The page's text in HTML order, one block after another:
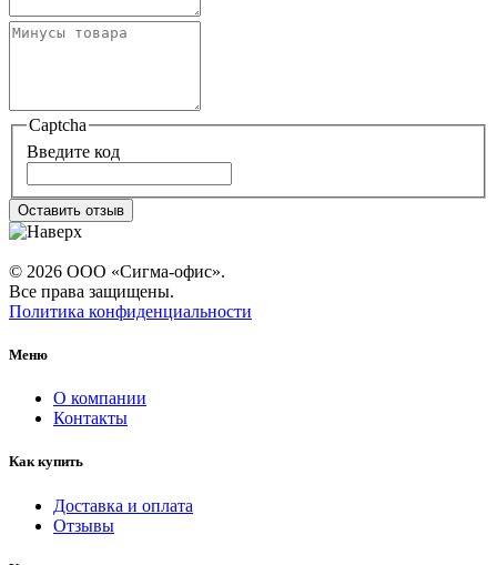
Captcha
Введите код
Оставить отзыв
© 2026 ООО «Сигма-офис».
Все права защищены.
Политика конфиденциальности
Меню
О компании
Контакты
Как купить
Доставка и оплата
Отзывы